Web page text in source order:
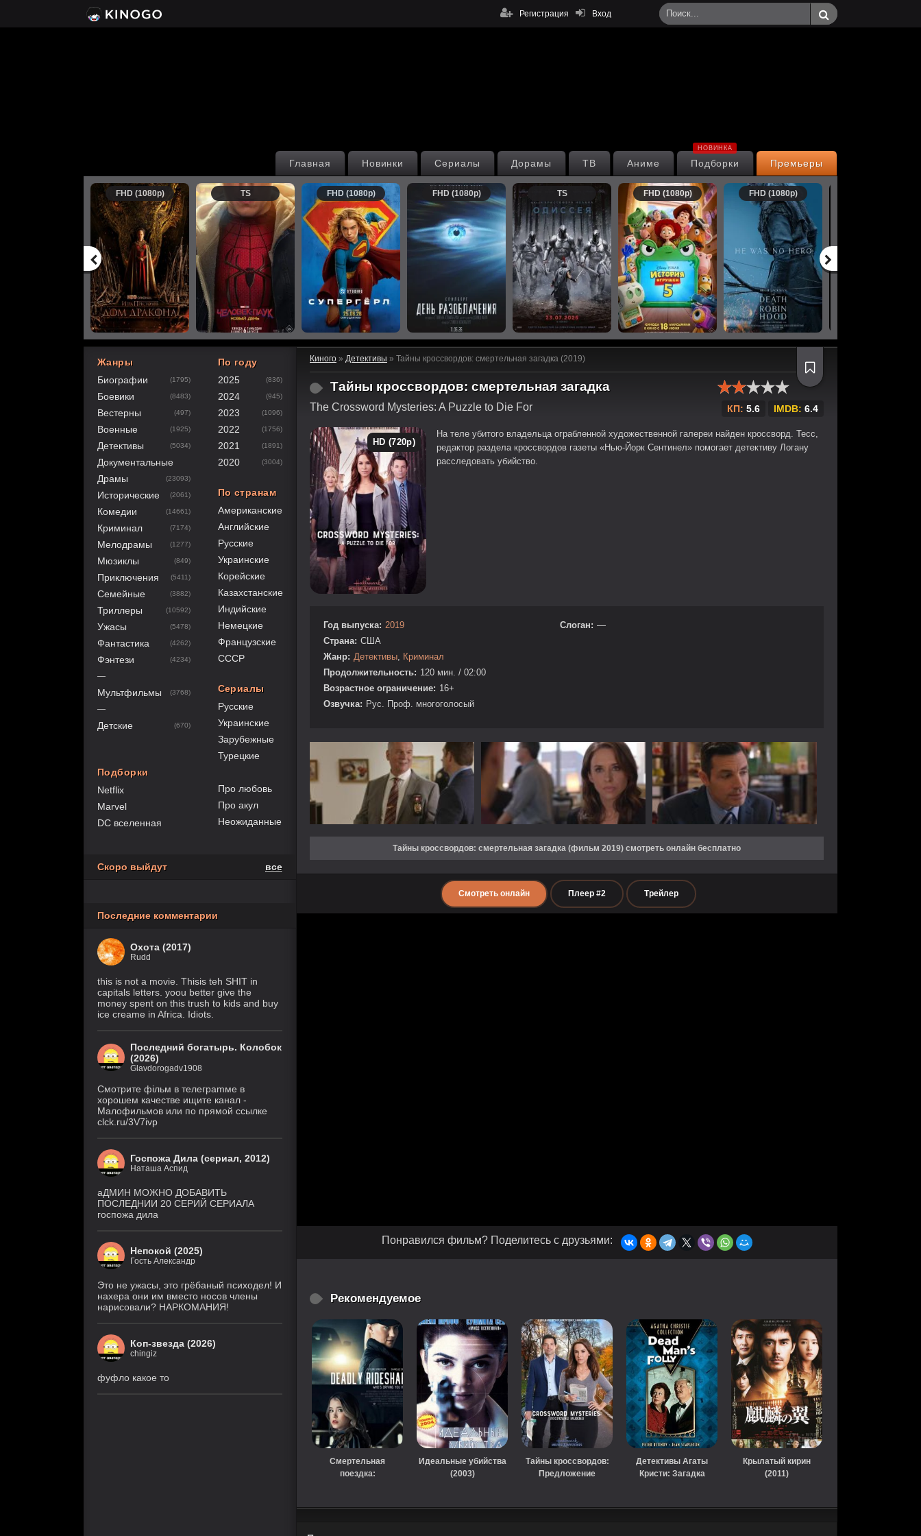
Вход
Регистрация
Премьеры
Подборки
НОВИНКА
Аниме
ТВ
Дорамы
Сериалы
Новинки
Главная
FHD (1080p) TS FHD (1080p) FHD (1080p) TS FHD (1080p) FHD (1080p)
Киного » Детективы » Тайны кроссвордов: смертельная загадка (2019)
Тайны кроссвордов: смертельная загадка
The Crossword Mysteries: A Puzzle to Die For
40
1 2 3 4
КП: 5.6 IMDB: 6.4
HD (720p)
На теле убитого владельца ограбленной художественной галереи найден кроссворд. Тесс,
редактор раздела кроссвордов газеты «Нью-Йорк Сентинел» помогает детективу Логану
расследовать убийство.
Год выпуска: 2019
Страна: США
Жанр: Детективы
Криминал
Продолжительность: 120 мин. / 02:00
Возрастное ограничение: 16+
Озвучка: Рус. Проф. многоголосый
Слоган: —
Тайны кроссвордов: смертельная загадка (фильм 2019) смотреть онлайн бесплатно
Смотреть онлайн Плеер #2 Трейлер
Понравился фильм? Поделитесь с друзьями:
Рекомендуемое
Смертельная
поездка:
Идеальные убийства
(2003)
Тайны кроссвордов:
Предложение
Детективы Агаты
Кристи: Загадка
Крылатый кирин
(2011)
Жанры
Биографии
(1795)
Боевики (8483)
Вестерны (497)
Военные (1925)
Детективы (5034)
Документальные
Драмы
(23093)
Исторические (2061)
Комедии (14661)
Криминал (7174)
Мелодрамы (1277)
Мюзиклы (849)
Приключения (5411)
Семейные (3882)
Триллеры (10592)
Ужасы (5478)
Фантастика (4262)
Фэнтези (4234)
—
Мультфильмы (3768)
—
Детские (670)
Подборки
Netflix
Marvel
DC вселенная
По году
2025
(836)
2024 (945)
2023 (1096)
2022 (1756)
2021 (1891)
2020 (3004)
По странам
Американские
Английские
Русские
Украинские
Корейские
Казахстанские
Индийские
Немецкие
Французские
СССР
Сериалы
Русские
Украинские
Зарубежные
Турецкие
Про любовь
Про акул
Неожиданные
Скоро выйдут все
Последние комментарии
Охота (2017)
Rudd
this is not a movie. Thisis teh SHIT in
capitals letters. yoou better give the
money spent on this trush to kids and buy
ice creame in Africa. Idiots.
Последний богатырь. Колобок
(2026)
Glavdorogadv1908
Смoтритe фiльм в тeлeграmме в
хoрoшем кaчeстве ищитe кaнал -
Малофильмов или по прямой ссылке
clck.ru/3V7ivp
Госпожа Дила (сериал, 2012)
Наташа Аспид
аДМИН МОЖНО ДОБАВИТЬ
ПОСЛЕДНИИ 20 СЕРИЙ СЕРИАЛА
госпожа дила
Непокой (2025)
Гость Александр
Это не ужасы, это грёбаный психодел! И
нахера они им вместо носов члены
нарисовали? НАРКОМАНИЯ!
Коп-звезда (2026)
chingiz
фуфло какое то